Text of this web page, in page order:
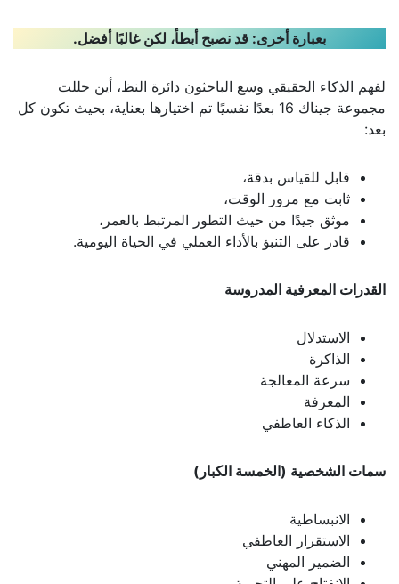
بعبارة أخرى: قد نصبح أبطأ، لكن غالبًا أفضل.
لفهم الذكاء الحقيقي وسع الباحثون دائرة النظ، أين حللت
مجموعة جيناك 16 بعدًا نفسيًا تم اختيارها بعناية، بحيث تكون كل
بعد:
قابل للقياس بدقة،
ثابت مع مرور الوقت،
موثق جيدًا من حيث التطور المرتبط بالعمر،
قادر على التنبؤ بالأداء العملي في الحياة اليومية.
القدرات المعرفية المدروسة
الاستدلال
الذاكرة
سرعة المعالجة
المعرفة
الذكاء العاطفي
سمات الشخصية (الخمسة الكبار)
الانبساطية
الاستقرار العاطفي
الضمير المهني